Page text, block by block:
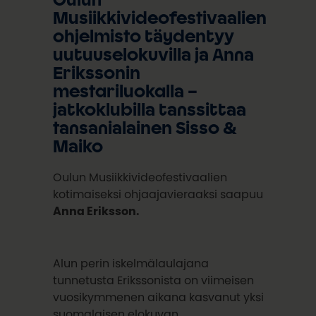
Musiikkivideofestivaalien
ohjelmisto täydentyy
uutuuselokuvilla ja Anna
Erikssonin
mestariluokalla –
jatkoklubilla tanssittaa
tansanialainen Sisso &
Maiko
Oulun Musiikkivideofestivaalien
kotimaiseksi ohjaajavieraaksi saapuu
Anna Eriksson.
Alun perin iskelmälaulajana
tunnetusta Erikssonista on viimeisen
vuosikymmenen aikana kasvanut yksi